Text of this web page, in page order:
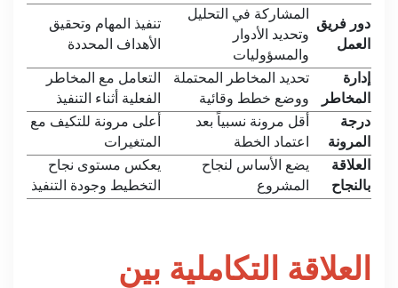
دور فريق
العمل
المشاركة في التحليل
وتحديد الأدوار
والمسؤوليات
تنفيذ المهام وتحقيق
الأهداف المحددة
إدارة
المخاطر
تحديد المخاطر المحتملة
ووضع خطط وقائية
التعامل مع المخاطر
الفعلية أثناء التنفيذ
درجة
المرونة
أقل مرونة نسبياً بعد
اعتماد الخطة
أعلى مرونة للتكيف مع
المتغيرات
العلاقة
بالنجاح
يضع الأساس لنجاح
المشروع
يعكس مستوى نجاح
التخطيط وجودة التنفيذ
العلاقة التكاملية بين